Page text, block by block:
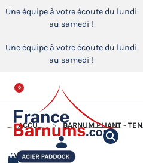
Une équipe à votre écoute du lundi
au samedi !
Une équipe à votre écoute du lundi
au samedi !
0
ACCUEIL BARNUM PLIANT - TENTE ACIER PADDOCK